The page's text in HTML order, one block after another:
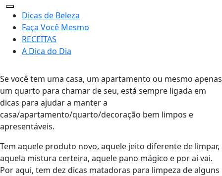
Dicas de Beleza
Faça Você Mesmo
RECEITAS
A Dica do Dia
Se você tem uma casa, um apartamento ou mesmo apenas
um quarto para chamar de seu, está sempre ligada em
dicas para ajudar a manter a
casa/apartamento/quarto/decoração bem limpos e
apresentáveis.
Tem aquele produto novo, aquele jeito diferente de limpar,
aquela mistura certeira, aquele pano mágico e por aí vai.
Por aqui, tem dez dicas matadoras para limpeza de alguns